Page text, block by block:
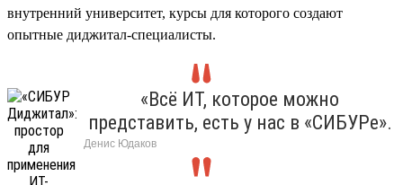
внутренний университет, курсы для которого создают
опытные диджитал-специалисты.
«Всё ИТ, которое можно
представить, есть у нас в «СИБУРе».
Денис